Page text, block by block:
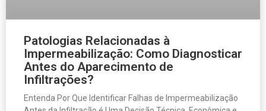
Patologias Relacionadas à
Impermeabilização: Como Diagnosticar
Antes do Aparecimento de
Infiltrações?
Entenda Por Que Identificar Falhas de Impermeabilização